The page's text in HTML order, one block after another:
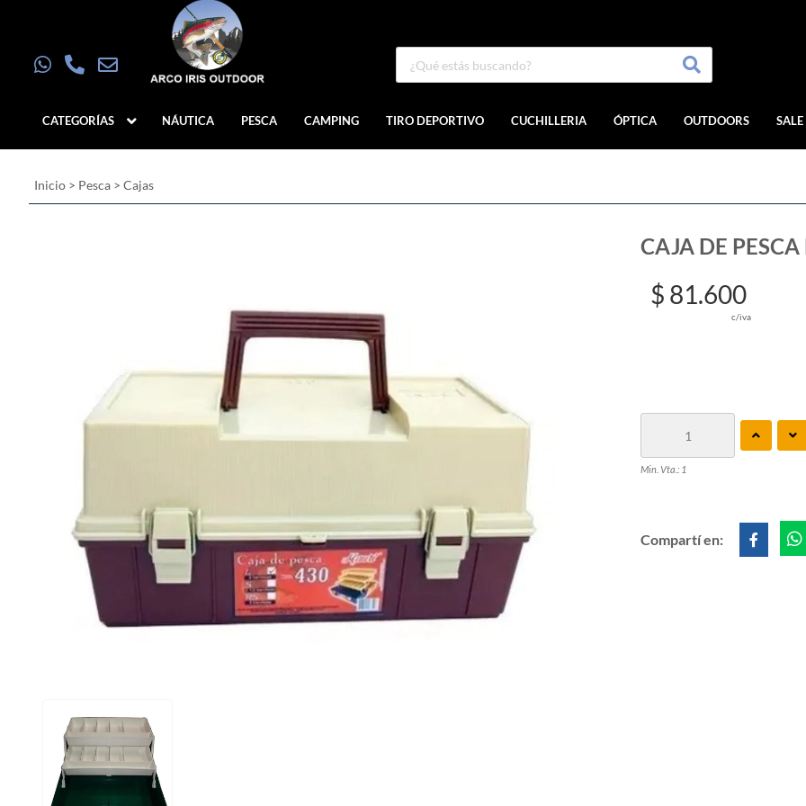
CATEGORÍAS NÁUTICA PESCA CAMPING TIRO DEPORTIVO CUCHILLERIA ÓPTICA OUTDOORS SALE
Inicio > Pesca > Cajas
CAJA DE
$ 81.600
c/iva
Min. Vta.: 1
Compartí en: